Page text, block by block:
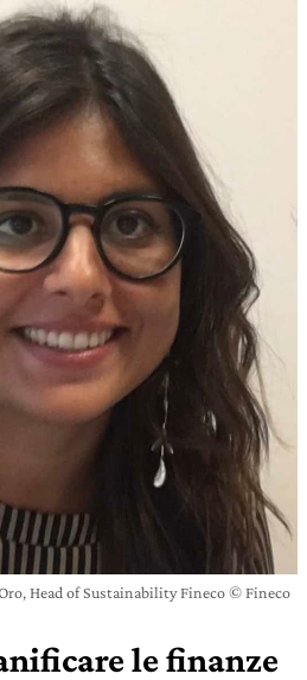
Head of Sustainability Fineco © Fineco
le finanze